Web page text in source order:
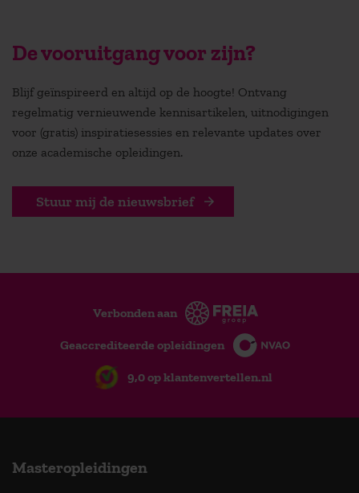
De vooruitgang voor zijn?
Blijf geïnspireerd en altijd op de hoogte! Ontvang
regelmatig vernieuwende kennisartikelen, uitnodigingen
voor (gratis) inspiratiesessies en relevante updates over
onze academische opleidingen.
Stuur mij de nieuwsbrief
Verbonden aan
Geaccrediteerde opleidingen
9,0 op klantenvertellen.nl
Masteropleidingen